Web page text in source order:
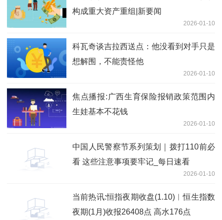
构成重大资产重组|新要闻
2026-01-10
科瓦奇谈吉拉西送点：他没看到对手只是
想解围，不能责怪他
2026-01-10
焦点播报:广西生育保险报销政策范围内
生娃基本不花钱
2026-01-10
中国人民警察节系列策划｜拨打110前必
看 这些注意事项要牢记_每日速看
2026-01-10
当前热讯:恒指夜期收盘(1.10)︱恒生指数
夜期(1月)收报26408点 高水176点